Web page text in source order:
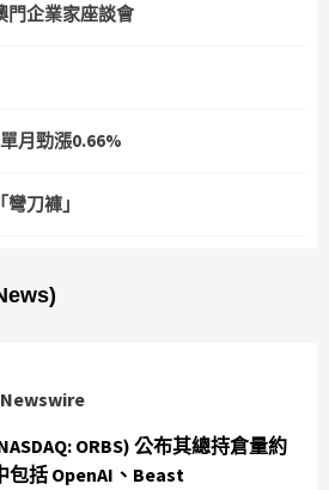
門企業家座談會
月勁漲0.66%
刀褲」
ORBS) 公布其總持倉量約
包括 OpenAI、Beast